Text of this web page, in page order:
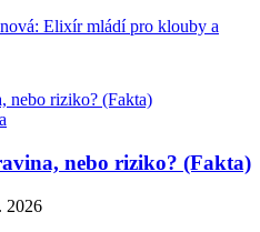
Elixír mládí pro klouby a
nebo riziko? (Fakta)
2026